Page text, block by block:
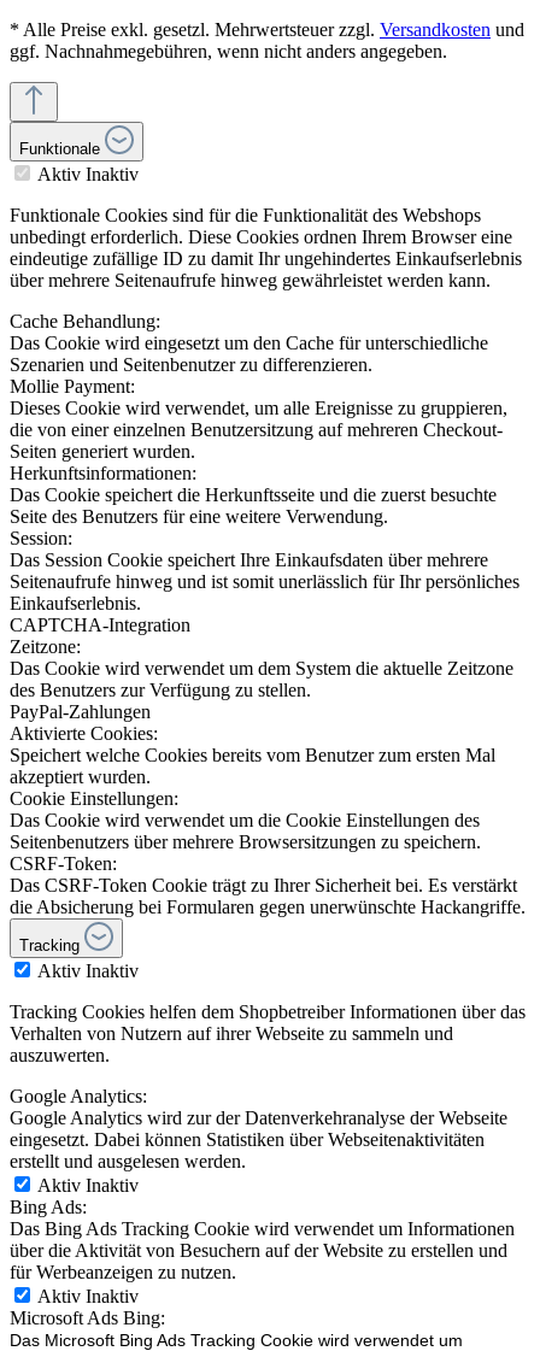
* Alle Preise exkl. gesetzl. Mehrwertsteuer zzgl. Versandkosten und
ggf. Nachnahmegebühren, wenn nicht anders angegeben.
Funktionale
Aktiv Inaktiv
Funktionale Cookies sind für die Funktionalität des Webshops
unbedingt erforderlich. Diese Cookies ordnen Ihrem Browser eine
eindeutige zufällige ID zu damit Ihr ungehindertes Einkaufserlebnis
über mehrere Seitenaufrufe hinweg gewährleistet werden kann.
Cache Behandlung:
Das Cookie wird eingesetzt um den Cache für unterschiedliche
Szenarien und Seitenbenutzer zu differenzieren.
Mollie Payment:
Dieses Cookie wird verwendet, um alle Ereignisse zu gruppieren,
die von einer einzelnen Benutzersitzung auf mehreren Checkout-
Seiten generiert wurden.
Herkunftsinformationen:
Das Cookie speichert die Herkunftsseite und die zuerst besuchte
Seite des Benutzers für eine weitere Verwendung.
Session:
Das Session Cookie speichert Ihre Einkaufsdaten über mehrere
Seitenaufrufe hinweg und ist somit unerlässlich für Ihr persönliches
Einkaufserlebnis.
CAPTCHA-Integration
Zeitzone:
Das Cookie wird verwendet um dem System die aktuelle Zeitzone
des Benutzers zur Verfügung zu stellen.
PayPal-Zahlungen
Aktivierte Cookies:
Speichert welche Cookies bereits vom Benutzer zum ersten Mal
akzeptiert wurden.
Cookie Einstellungen:
Das Cookie wird verwendet um die Cookie Einstellungen des
Seitenbenutzers über mehrere Browsersitzungen zu speichern.
CSRF-Token:
Das CSRF-Token Cookie trägt zu Ihrer Sicherheit bei. Es verstärkt
die Absicherung bei Formularen gegen unerwünschte Hackangriffe.
Tracking
Aktiv Inaktiv
Tracking Cookies helfen dem Shopbetreiber Informationen über das
Verhalten von Nutzern auf ihrer Webseite zu sammeln und
auszuwerten.
Google Analytics:
Google Analytics wird zur der Datenverkehranalyse der Webseite
eingesetzt. Dabei können Statistiken über Webseitenaktivitäten
erstellt und ausgelesen werden.
Aktiv Inaktiv
Bing Ads:
Das Bing Ads Tracking Cookie wird verwendet um Informationen
über die Aktivität von Besuchern auf der Website zu erstellen und
für Werbeanzeigen zu nutzen.
Aktiv Inaktiv
Microsoft Ads Bing:
Das Microsoft Bing Ads Tracking Cookie wird verwendet um